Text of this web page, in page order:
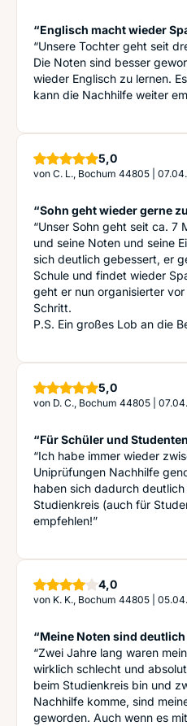
“Englisch macht wieder
“Unsere Tochter geht seit
Die Noten sind besser
wieder Englisch zu lernen.
kann die Nachhilfe weiter
5,0Sterne
von C. L., Bochum 44805
“Sohn geht wieder gerne
“Unser Sohn geht seit ca. 7
und seine Noten und seine
sich deutlich gebessert, er
Schule und findet wieder
geht er nun organisierter
Schritt.
P.S. Ein großes Lob an die
5,0Sterne
von D. C., Bochum 44805
“Für Schüler und
“Ich habe immer wieder
Uniprüfungen Nachhilfe
haben sich dadurch
Studienkreis (auch für
empfehlen!”
4,0Sterne
von K. K., Bochum 44805
“Meine Noten sind
“Zwei Jahre lang waren
wirklich schlecht und
beim Studienkreis bin und
Nachhilfe komme, sind
geworden. Auch wenn es